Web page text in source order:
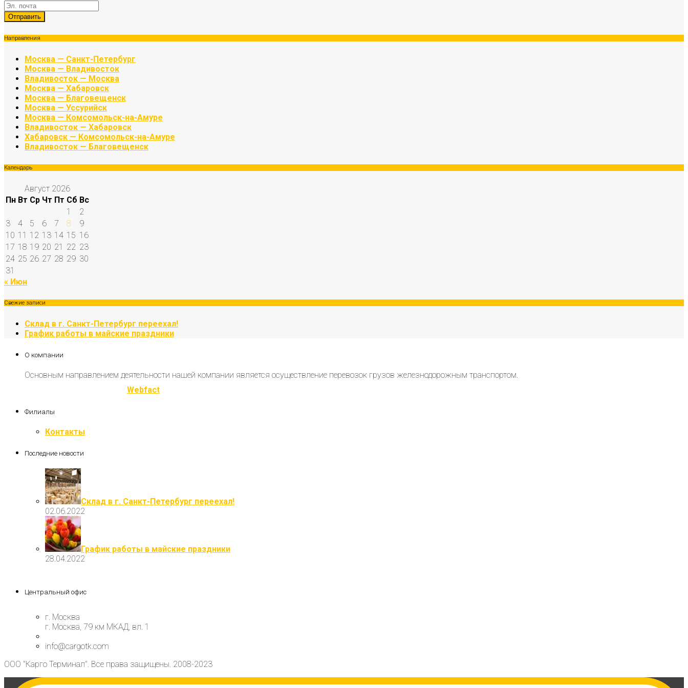
Направления
Москва — Санкт-Петербург
Москва — Владивосток
Владивосток — Москва
Москва — Хабаровск
Москва — Благовещенск
Москва — Уссурийск
Москва — Комсомольск-на-Амуре
Владивосток — Хабаровск
Хабаровск — Комсомольск-на-Амуре
Владивосток — Благовещенск
Календарь
Август 2026
Пн Вт Ср Чт Пт Сб Вс
1
2
3
4 5 6 7 8
9
10 11 12 13 14 15 16
17 18 19 20 21 22 23
24 25 26 27 28 29 30
31
« Июн
Свежие записи
Склад в г. Санкт-Петербург переехал!
График работы в майские праздники
О компании
Основным направлением деятельности нашей компании является осуществление перевозок грузов железнодорожным транспортом.
Webfact
Филиалы
Контакты
Последние новости
Склад в г. Санкт-Петербург переехал!
02.06.2022
График работы в майские праздники
28.04.2022
Центральный офис
г. Москва
г. Москва, 79 км МКАД, вл. 1
info@cargotk.com
ООО "Карго Терминал". Все права защищены. 2008-2023